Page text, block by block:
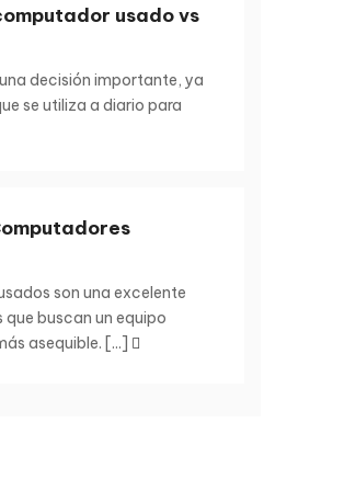
usado vs
decisión importante, ya
se utiliza a diario para
son una excelente
buscan un equipo
asequible. [...]